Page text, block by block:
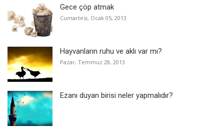
Gece çöp atmak
Cumartesi, Ocak 05, 2013
Hayvanların ruhu ve aklı var mı?
Pazar, Temmuz 28, 2013
Ezanı duyan birisi neler yapmalıdır?